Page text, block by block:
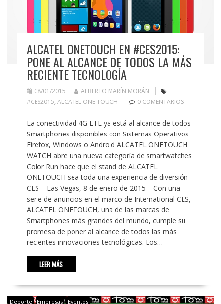
ALCATEL ONETOUCH EN #CES2015:
PONE AL ALCANCE DE TODOS LA MÁS
RECIENTE TECNOLOGÍA
08/01/2015
ALBERTO MARÍN MORÁN
#CES2015, ALCATEL ONE TOUCH 0 COMENTARIOS
La conectividad 4G LTE ya está al alcance de todos
Smartphones disponibles con Sistemas Operativos
Firefox, Windows o Android ALCATEL ONETOUCH
WATCH abre una nueva categoría de smartwatches
Color Run hace que el stand de ALCATEL
ONETOUCH sea toda una experiencia de diversión
CES – Las Vegas, 8 de enero de 2015 – Con una
serie de anuncios en el marco de International CES,
ALCATEL ONETOUCH, una de las marcas de
Smartphones más grandes del mundo, cumple su
promesa de poner al alcance de todos las más
recientes innovaciones tecnológicas. Los…
LEER MÁS
Deporte Empresas Eventos